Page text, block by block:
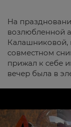
На
возлюбленной
Калашниковой,
совместном
прижал к себе
вечер была в